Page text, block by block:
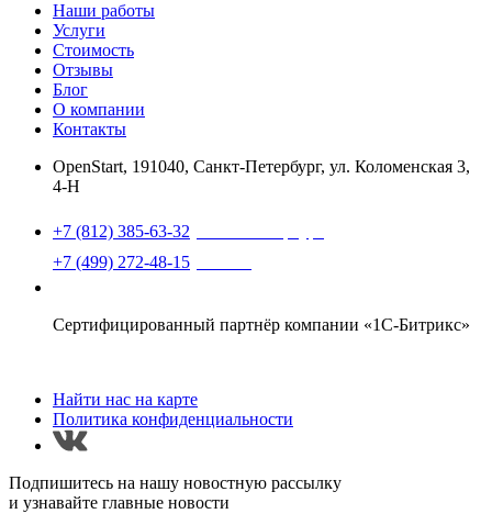
Наши работы
Услуги
Стоимость
Отзывы
Блог
О компании
Контакты
OpenStart, 191040, Санкт-Петербург, ул. Коломенская 3,
4-Н
+7 (812) 385-63-32
+7 (499) 272-48-15
Сертифицированный партнёр компании «1С-Битрикс»
Найти нас на карте
Политика конфиденциальности
Подпишитесь на нашу новостную рассылку
и узнавайте главные новости